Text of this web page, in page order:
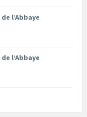
l’Abbaye
l’Abbaye